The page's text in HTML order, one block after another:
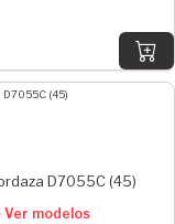
D7055C (45)
Ver modelos